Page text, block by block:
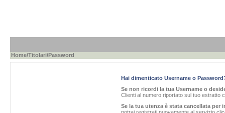
Home/Titolari/Password
Hai dimenticato Username o
Se non ricordi la tua Username o
Clienti al numero riportato sul tuo estratto
Se la tua utenza è stata cancellata per